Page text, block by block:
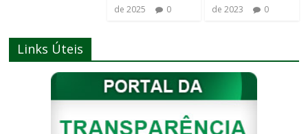
de 2025
0
de 2023
0
Links Úteis